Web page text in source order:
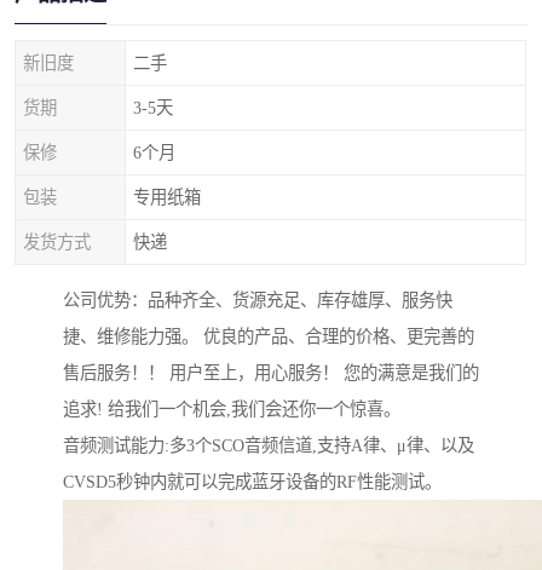
新旧度 二手
货期 3-5天
保修 6个月
包装 专用纸箱
发货方式 快递
公司优势：品种齐全、货源充足、库存雄厚、服务快
捷、维修能力强。 优良的产品、合理的价格、更完善的
售后服务！！ 用户至上，用心服务！ 您的满意是我们的
追求! 给我们一个机会,我们会还你一个惊喜。
音频测试能力:多3个SCO音频信道,支持A律、μ律、以及
CVSD5秒钟内就可以完成蓝牙设备的RF性能测试。